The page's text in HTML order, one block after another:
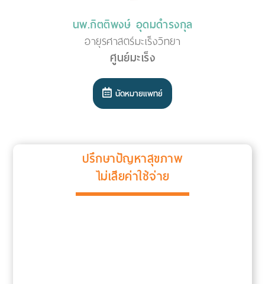
นพ.กิตติพงษ์ อุดมดำรงกุล
อายุรศาสตร์มะเร็งวิทยา
ศูนย์มะเร็ง
นัดหมายแพทย์
ปรึกษาปัญหาสุขภาพ
ไม่เสียค่าใช้จ่าย